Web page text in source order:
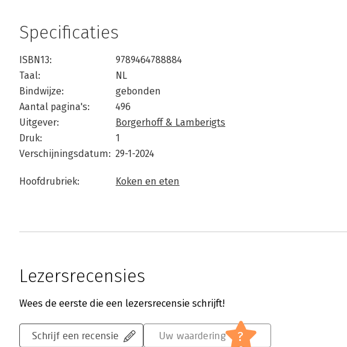
Specificaties
ISBN13:
9789464788884
Taal:
NL
Bindwijze:
gebonden
Aantal pagina's:
496
Uitgever:
Borgerhoff & Lamberigts
Druk:
1
Verschijningsdatum: 29-1-2024
Hoofdrubriek: Koken en eten
Lezersrecensies
Wees de eerste die een lezersrecensie schrijft!
Schrijf een recensie Uw waardering ?